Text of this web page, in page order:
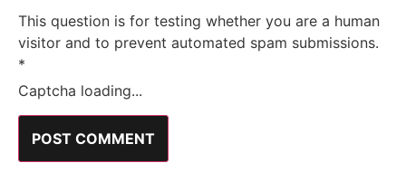
This question is for testing whether you are a human
visitor and to prevent automated spam submissions.
*
Captcha loading...